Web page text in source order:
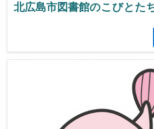
北広島市図書館のこびとた